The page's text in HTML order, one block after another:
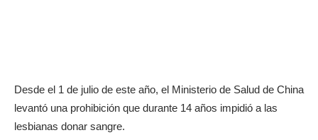
Desde el 1 de julio de este año, el Ministerio de Salud de China
levantó una prohibición que durante 14 años impidió a las
lesbianas donar sangre.